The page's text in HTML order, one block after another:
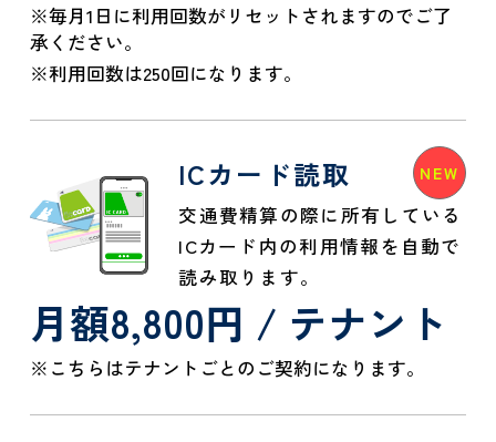
※毎月1日に利用回数がリセットされますのでご了
承ください。
※利用回数は250回になります。
ICカード読取
交通費精算の際に所有している
ICカード内の利用情報を自動で
読み取ります。
月額8,800円 / テナント
※こちらはテナントごとのご契約になります。